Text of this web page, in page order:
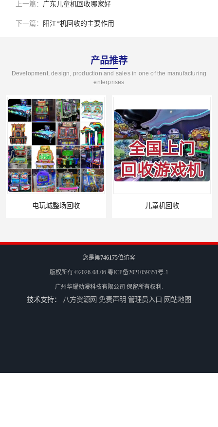
上一篇： 广东儿童机回收哪家好
下一篇： 阳江*机回收的主要作用
产品推荐
Development, design, production and sales in one of the manufacturing
enterprises
儿童机回收 二手游戏机回收
您是第746175位访客
版权所有 ©2026-08-06 粤ICP备2021059351号-1
广州华耀动漫科技有限公司 保留所有权利.
技术支持： 八方资源网 免责声明 管理员入口 网站地图